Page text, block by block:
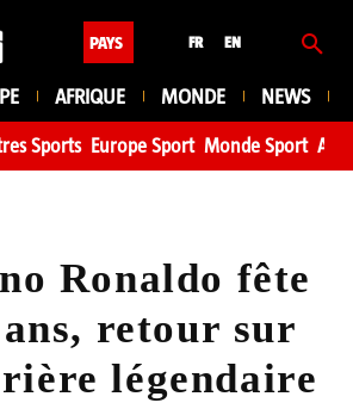
PAYS FR EN
AFRIQUE MONDE NEWS
Sports Europe Sport Monde Sport
Ronaldo fête
ans, retour sur
légendaire